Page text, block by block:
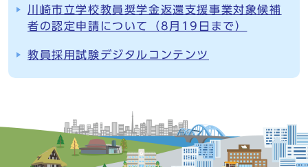
川崎市立学校教員奨学金返還支援事業対象候補
者の認定申請について（8月19日まで）
教員採用試験デジタルコンテンツ